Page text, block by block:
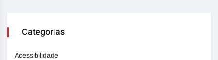
Categorias
Acessibilidade